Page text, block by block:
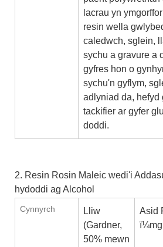
lacrau yn
resin wella
caledwch, sglein,
sychu a gravure a
gyfres hon o
sychu'n gyflym,
adlyniad da, hefyd
tackifier ar gyfer
doddi.
2. Resin Rosin Maleic wedi'i
hydoddi ag Alcohol
Cynnyrch
Lliw
(Gardner,
50% mewn
Asid